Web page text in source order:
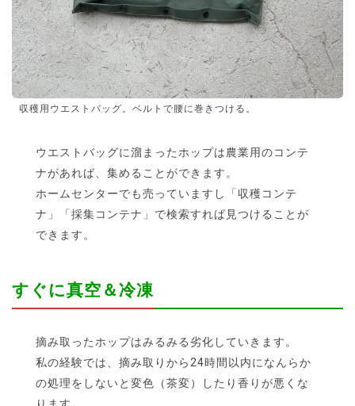
収穫用ウエストバッグ。ベルトで腰に巻きつける。
ウエストバッグに溜まったホップは農業用のコンテ
ナがあれば、集めることができます。
ホームセンターでも売っていますし「収穫コンテ
ナ」「採集コンテナ」で検索すれば見つけることが
できます。
すぐに真空＆冷凍
摘み取ったホップはみるみる劣化していきます。
私の経験では、摘み取りから24時間以内になんらか
の処理をしないと変色（茶変）したり香りが悪くな